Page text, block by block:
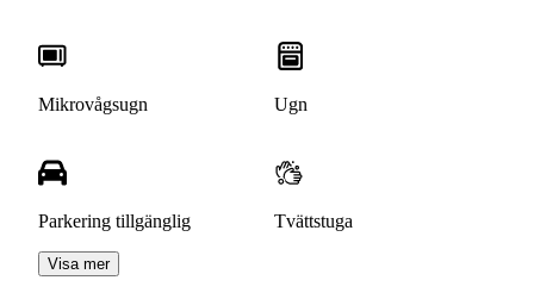
Mikrovågsugn Ugn
Parkering tillgänglig Tvättstuga
Visa mer